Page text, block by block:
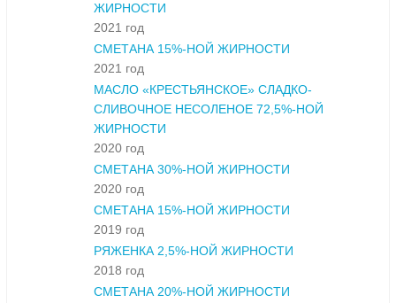
ЖИРНОСТИ
2021 год
СМЕТАНА 15%-НОЙ ЖИРНОСТИ
2021 год
МАСЛО «КРЕСТЬЯНСКОЕ» СЛАДКО-
СЛИВОЧНОЕ НЕСОЛЕНОЕ 72,5%-НОЙ
ЖИРНОСТИ
2020 год
СМЕТАНА 30%-НОЙ ЖИРНОСТИ
2020 год
СМЕТАНА 15%-НОЙ ЖИРНОСТИ
2019 год
РЯЖЕНКА 2,5%-НОЙ ЖИРНОСТИ
2018 год
СМЕТАНА 20%-НОЙ ЖИРНОСТИ